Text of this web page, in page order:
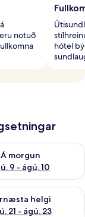
notuð
hótel
Á morgun
9 - ágú. 10
á morgun
helgi
21 - ágú. 23
þarnæstu